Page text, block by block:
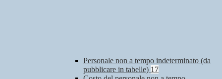
Personale non a tempo indeterminato (da
pubblicare in tabelle) 17